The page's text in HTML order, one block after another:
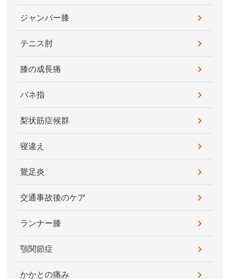
ジャンパー膝
テニス肘
膝の成長痛
バネ指
梨状筋症候群
寝違え
鵞足炎
交通事故後のケア
ランナー膝
顎関節症
かかとの痛み